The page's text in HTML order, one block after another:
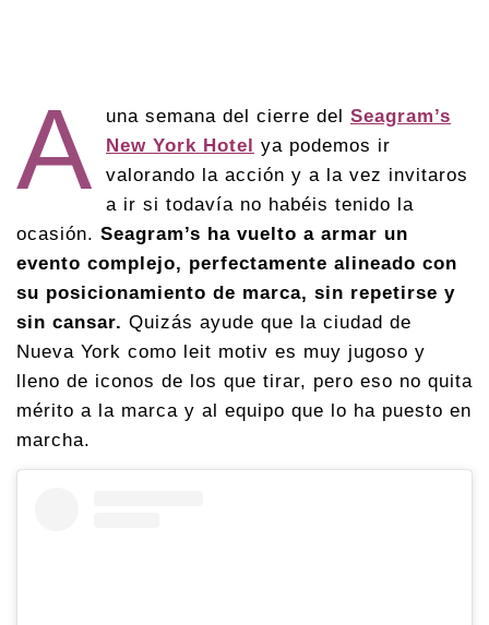
A una semana del cierre del Seagram’s
New York Hotel ya podemos ir
valorando la acción y a la vez invitaros
a ir si todavía no habéis tenido la
ocasión. Seagram’s ha vuelto a armar un
evento complejo, perfectamente alineado con
su posicionamiento de marca, sin repetirse y
sin cansar. Quizás ayude que la ciudad de
Nueva York como leit motiv es muy jugoso y
lleno de iconos de los que tirar, pero eso no quita
mérito a la marca y al equipo que lo ha puesto en
marcha.